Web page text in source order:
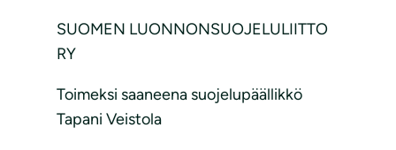
SUOMEN LUONNONSUOJELULIITTO
RY
Toimeksi saaneena suojelupäällikkö
Tapani Veistola